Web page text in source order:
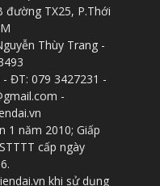
đường TX25, P.Thới
Thùy Trang -
ĐT: 079 3427231 -
-
1 năm 2010; Giấp
cấp ngày
khi sử dụng